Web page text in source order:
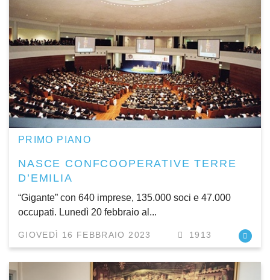
PRIMO PIANO
NASCE CONFCOOPERATIVE TERRE
D’EMILIA
“Gigante” con 640 imprese, 135.000 soci e 47.000
occupati. Lunedì 20 febbraio al...
GIOVEDÌ 16 FEBBRAIO 2023 1913